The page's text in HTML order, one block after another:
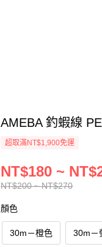
AMEBA 釣蝦線
超取滿NT$1,900免運
NT$200 ~ NT$270
NT$180 ~
顏色
30m－橙色 30m－